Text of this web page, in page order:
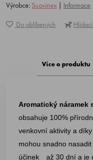
Výrobce: Suavinex | Informace
Do oblíbených
Více o produktu
Aromatický náramek
obsahuje 100%
venkovní aktivity a
mohou snadno
účinek až 30 dní a je